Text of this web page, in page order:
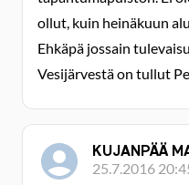
ollut, kuin heinäkuun
Ehkäpä jossain
Vesijärvestä on tullut
KUJANPÄÄ
25.7.2016